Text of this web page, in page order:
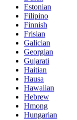
Estonian
Filipino
Finnish
Frisian
Galician
Georgian
Gujarati
Haitian
Hausa
Hawaiian
Hebrew
Hmong
Hungarian